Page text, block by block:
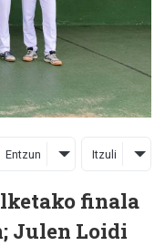
Entzun Itzuli
finala
Julen Loidi